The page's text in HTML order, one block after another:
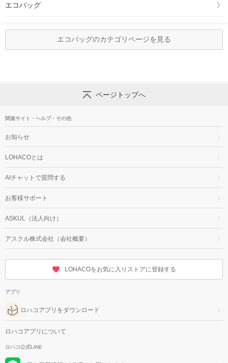
エコバッグ
エコバッグのカテゴリページを見る
ページトップへ
関連サイト・ヘルプ・その他
お知らせ
LOHACOとは
AIチャットで質問する
お客様サポート
ASKUL（法人向け）
アスクル株式会社（会社概要）
LOHACOをお気に入りストアに登録する
アプリ
ロハコアプリをダウンロード
ロハコアプリについて
ロハコ公式LINE